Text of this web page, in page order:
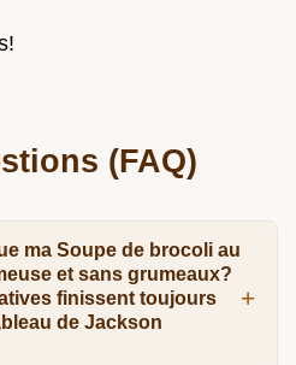
(FAQ)
ma Soupe de brocoli au
et sans grumeaux?
finissent toujours
de Jackson